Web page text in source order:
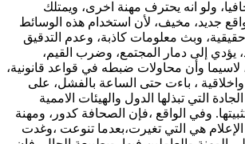
ولو انه يحترف مهنة اخرى، ويمتلك
واقع جديد، مخيف، لأن استخدام هذه الوسائط
وبث معلومات كاذبة، وعدم التدقيق
يؤدي إلى دمار المجتمع، وضرب القيم،
لاسيما وأن محاولات ضبطه في قواعد قانونية،
واخلاقية ، باءت حتى الساعة بالفشل، على
التي تبذلها الدول والهيئات الاممية
وفي الواقع ،فإن الصحافة كدور، ومهنة
الإعلام هي التي تغيرت،بعدما تنوعت ،وغدت